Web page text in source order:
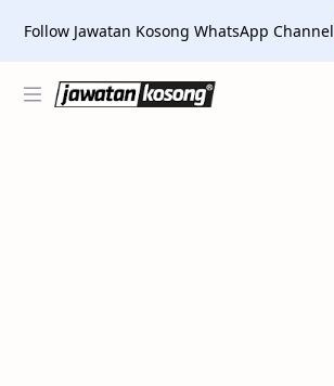
Follow Jawatan Kosong WhatsApp Channel